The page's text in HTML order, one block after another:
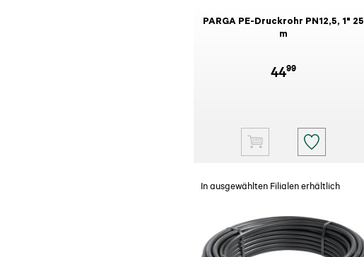
PARGA PE-Druckrohr PN12,5, 1" 25
m
4499
In ausgewählten Filialen erhältlich